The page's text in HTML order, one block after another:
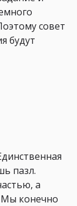
совет
будут
пазл.
а
Мы конечно